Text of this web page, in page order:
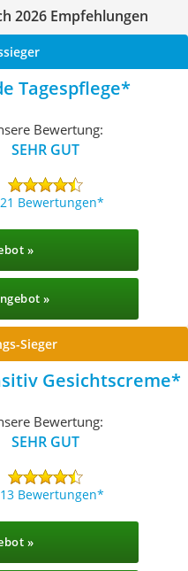
2026 Empfehlungen
Tagespflege
Bewertung:
SEHR GUT
Bewertungen
»
»
Sieger
Gesichtscreme
Bewertung:
SEHR GUT
Bewertungen
»